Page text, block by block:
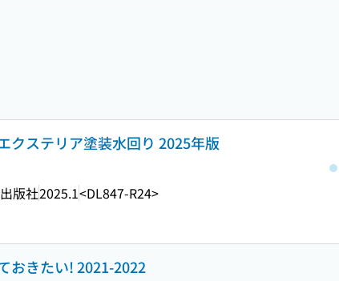
クステリア塗装水回り 2025年版
版社2025.1<DL847-R24>
おきたい! 2021-2022